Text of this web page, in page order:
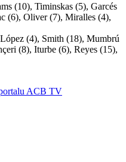
(10), Timinskas (5), Garcés
(6), Oliver (7), Miralles (4),
(4), Smith (18), Mumbrú
(8), Iturbe (6), Reyes (15),
ACB TV